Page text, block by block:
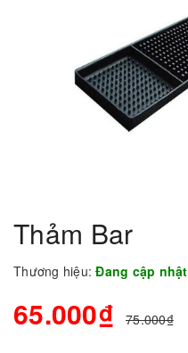
Thảm Bar
Thương hiệu: Đang cập nhật
65.000₫ 75.000₫